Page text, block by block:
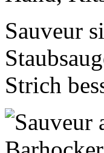
Sauveur
Strich